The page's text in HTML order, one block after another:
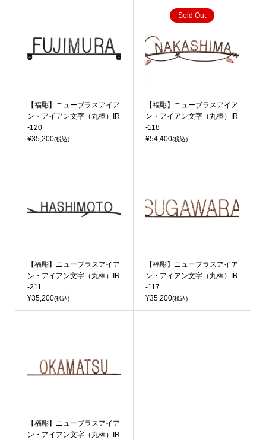
【福彫】ニューブラスアイア
ン・アイアン文字（丸棒）IR
-120
¥35,200(税込)
Sold Out
【福彫】ニューブラスアイア
ン・アイアン文字（丸棒）IR
-118
¥54,400(税込)
【福彫】ニューブラスアイア
ン・アイアン文字（丸棒）IR
-211
¥35,200(税込)
【福彫】ニューブラスアイア
ン・アイアン文字（丸棒）IR
-117
¥35,200(税込)
【福彫】ニューブラスアイア
ン・アイアン文字（丸棒）IR